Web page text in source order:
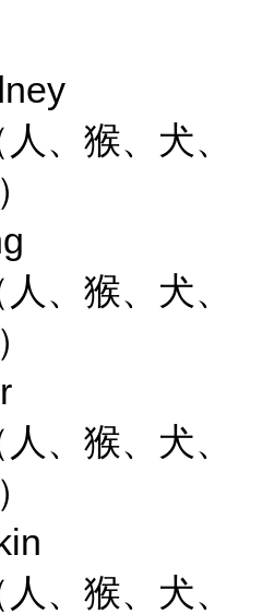
、猴、犬、
、猴、犬、
、猴、犬、
、猴、犬、